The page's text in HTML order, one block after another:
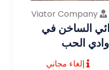
الساخن في
وادي الحب
إلغاء مجاني